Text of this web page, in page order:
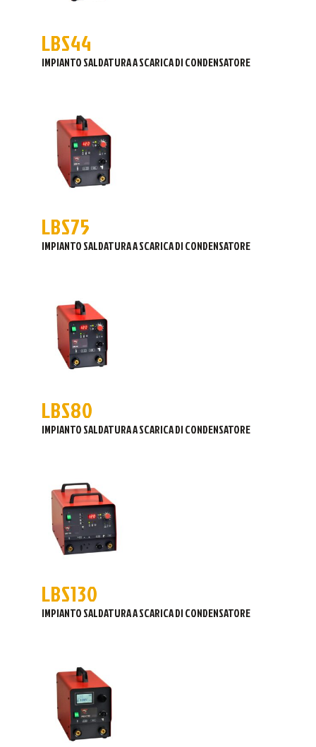
LBS44
IMPIANTO SALDATURA A SCARICA DI CONDENSATORE
LBS75
IMPIANTO SALDATURA A SCARICA DI CONDENSATORE
LBS80
IMPIANTO SALDATURA A SCARICA DI CONDENSATORE
LBS130
IMPIANTO SALDATURA A SCARICA DI CONDENSATORE